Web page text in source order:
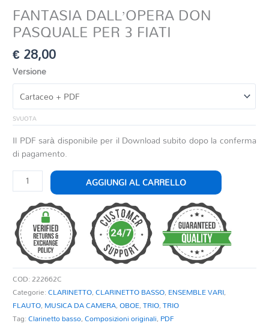
FANTASIA DALL’OPERA DON
PASQUALE PER 3 FIATI
€28,00
Versione
SVUOTA
Il PDF sarà disponibile per il Download subito dopo la conferma
di pagamento.
FANTASIA
DALL'OPERA
DON
PASQUALE
PER
3
FIATI
quantità
AGGIUNGI AL CARRELLO
COD:222662C
Categorie:CLARINETTO,CLARINETTO BASSO, ENSEMBLE VARI,
FLAUTO, MUSICA DA CAMERA,OBOE,TRIO,TRIO
Tag:Clarinetto basso,Composizioni originali, PDF